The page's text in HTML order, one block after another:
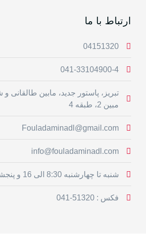
ارتباط با ما
04151320
041-33104900-4
تبریز، پاستور جدید، مابین طالقانی
مبین 2، طبقه 4
Fouladaminadl@gmail.com
info@fouladaminadl.com
شنبه تا چهارشنبه 8:30 الی 16 و پنجشنبه ها 8:30 الی 13
فکس : 51320-041